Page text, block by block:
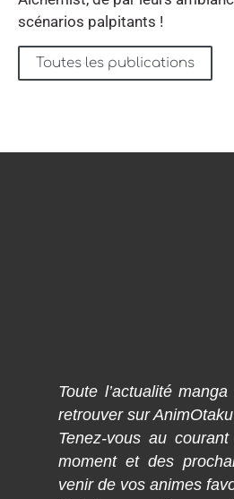
scénarios palpitants !
Toutes les publications
Toute l’actualité
retrouver sur
Tenez-vous au
moment et des
venir de vos animes